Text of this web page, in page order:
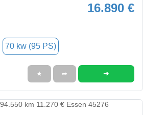
16.890 €
70 kw (95 PS)
★ ➦ ➜